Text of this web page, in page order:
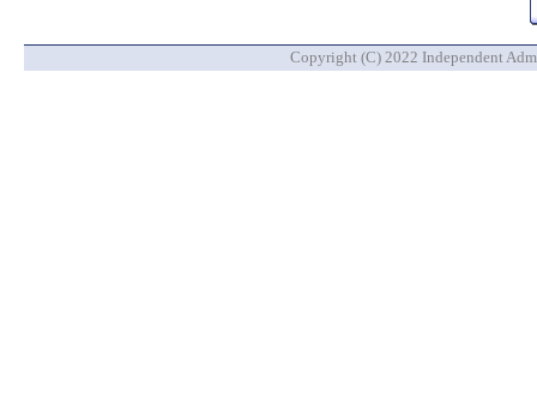
Copyright (C) 2022 Independent